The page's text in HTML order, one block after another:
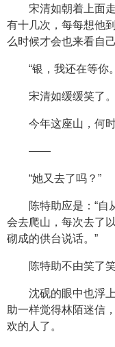
宋清如朝着上面
有十几次，每每想他
么时候才会也来看自己
“银，我还在等你
宋清如缓缓笑了。
今年这座山，何
——
“她又去了吗？”
陈特助应是：“
会去爬山，每次去了
砌成的供台说话。”
陈特助不由笑了
沈砚的眼中也浮
助一样觉得林陌迷信
欢的人了。